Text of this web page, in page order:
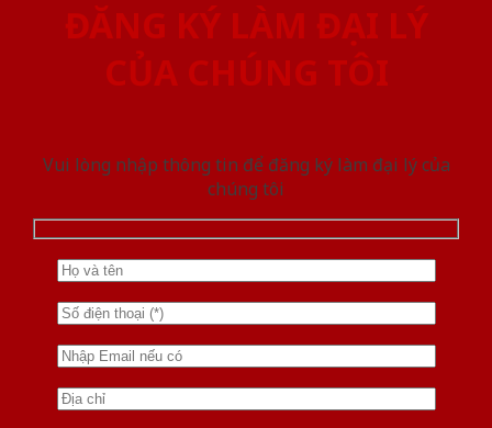
ĐĂNG KÝ LÀM ĐẠI LÝ
CỦA CHÚNG TÔI
Vui lòng nhập thông tin để đăng ký làm đại lý của
chúng tôi